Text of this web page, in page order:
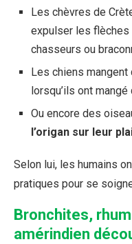
Les chèvres de
expulser les
chasseurs ou
Les chiens
lorsqu’ils ont
Ou encore des
l’origan sur leur
Selon lui, les humains
pratiques pour se
Bronchites,
amérindien